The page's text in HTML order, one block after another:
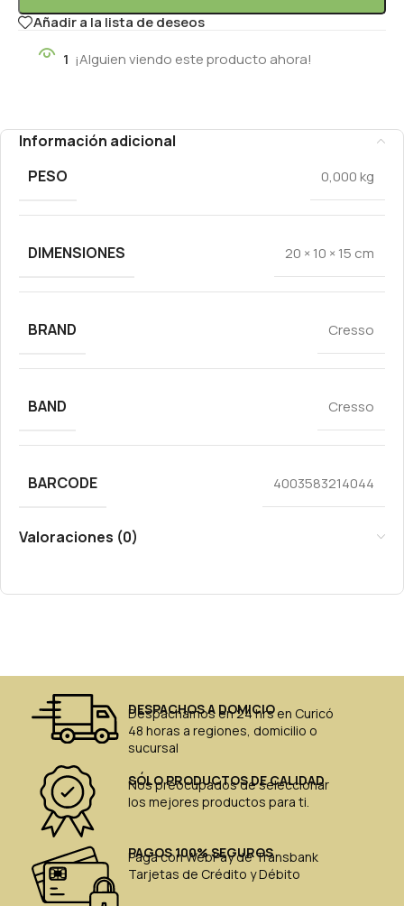
Añadir a la lista de deseos
1 ¡Alguien viendo este producto ahora!
Información adicional
PESO
0,000 kg
DIMENSIONES 20 × 10 × 15 cm
BRAND Cresso
BAND Cresso
BARCODE 4003583214044
Valoraciones (0)
DESPACHOS A DOMICIO
Despachamos en 24 hrs en Curicó
48 horas a regiones, domicilio o
sucursal
SÓLO PRODUCTOS DE CALIDAD
Nos preocupados de seleccionar
los mejores productos para ti.
PAGOS 100% SEGUROS
Paga con WebPay de Transbank
Tarjetas de Crédito y Débito